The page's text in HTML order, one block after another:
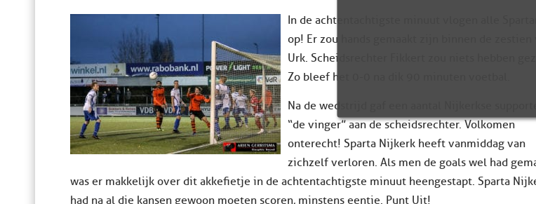
In de achtentachtigste minuut vlogen alle
op! Er zou hands gemaakt zijn binnen de zestien
Urk. Scheidsrechter Fikkert zou niets hebben
Zo bleef het 0-0 na dik 90 minuten voetbal.
Na de wedstrijd gaf een aantal Nijkerkse
“de vinger” aan de scheidsrechter. Volkomen
onterecht! Sparta Nijkerk heeft vanmiddag van
zichzelf verloren. Als men de goals wel had
was er makkelijk over dit akkefietje in de achtentachtigste minuut heengestapt. Sparta
had na al die kansen gewoon moeten scoren, minstens eentje. Punt Uit!